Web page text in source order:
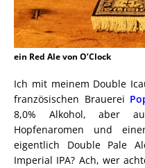
ein Red Ale von O’Clock
Ich mit meinem Double
französischen Brauerei
8,0% Alkohol, aber
Hopfenaromen und
eigentlich Double Pale
Imperial IPA? Ach, wer